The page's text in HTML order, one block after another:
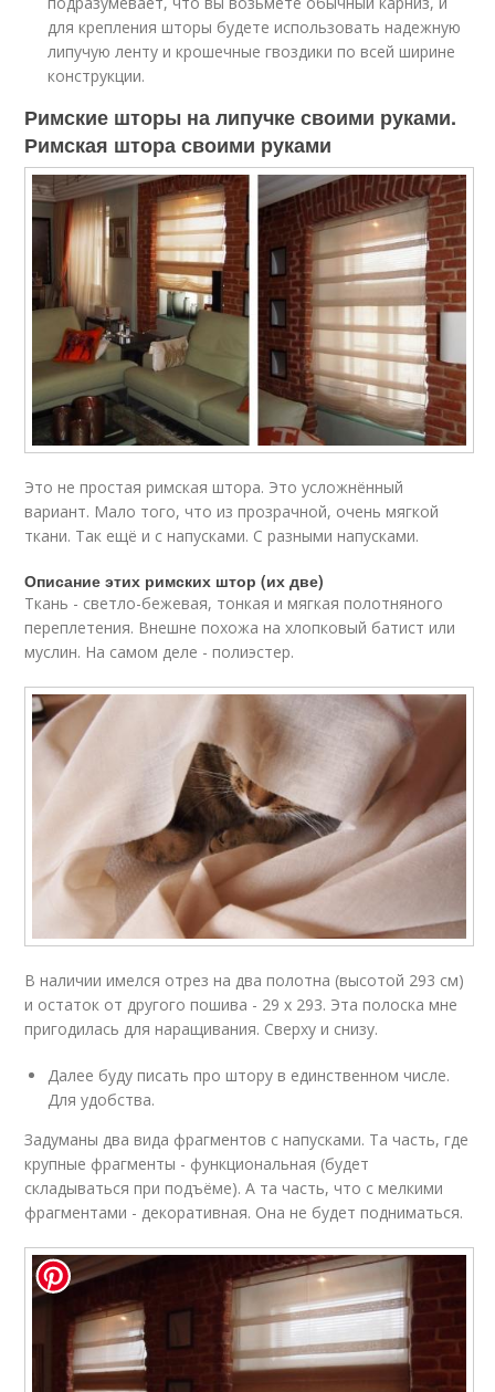
для крепления шторы будете использовать надежную
липучую ленту и крошечные гвоздики по всей ширине
конструкции.
Римские шторы на липучке своими руками.
Римская штора своими руками
Это не простая римская штора. Это усложнённый
вариант. Мало того, что из прозрачной, очень мягкой
ткани. Так ещё и с напусками. С разными напусками.
Описание этих римских штор (их две)
Ткань - светло-бежевая, тонкая и мягкая полотняного
переплетения. Внешне похожа на хлопковый батист или
муслин. На самом деле - полиэстер.
В наличии имелся отрез на два полотна (высотой 293 см)
и остаток от другого пошива - 29 х 293. Эта полоска мне
пригодилась для наращивания. Сверху и снизу.
Далее буду писать про штору в единственном числе.
Для удобства.
Задуманы два вида фрагментов с напусками. Та часть, где
крупные фрагменты - функциональная (будет
складываться при подъёме). А та часть, что с мелкими
фрагментами - декоративная. Она не будет подниматься.